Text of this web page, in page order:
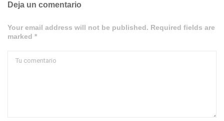
Deja un comentario
Your email address will not be published. Required fields are
marked *